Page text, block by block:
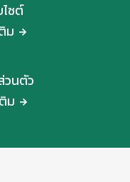
ไซต์
ม
วนตัว
ม